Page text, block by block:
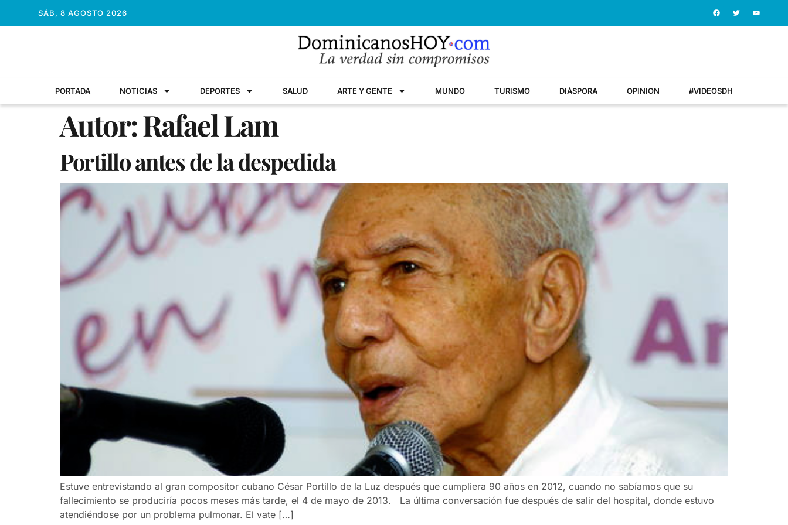
SÁB, 8 AGOSTO 2026
PORTADA NOTICIAS DEPORTES SALUD ARTE Y GENTE MUNDO TURISMO DIÁSPORA OPINION #VIDEOSDH
Autor:Rafael Lam
Portillo antes de la despedida
Estuve entrevistando al gran compositor cubano César Portillo de la Luz después que cumpliera 90 años en 2012, cuando no sabíamos que su
fallecimiento se produciría pocos meses más tarde, el 4 de mayo de 2013. La última conversación fue después de salir del hospital, donde estuvo
atendiéndose por un problema pulmonar. El vate […]